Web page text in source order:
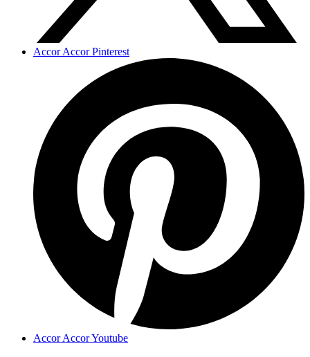
Accor Accor Pinterest
Accor Accor Youtube